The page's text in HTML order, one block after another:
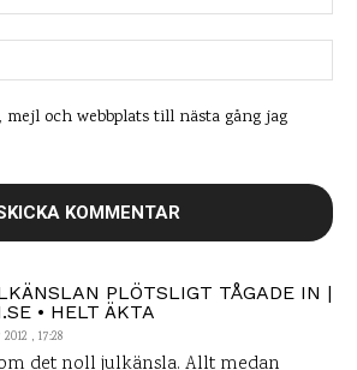
PLÖTSLIGT TÅGADE IN |
• HELT ÄKTA
, 17:28
och webbplats till nästa gång jag